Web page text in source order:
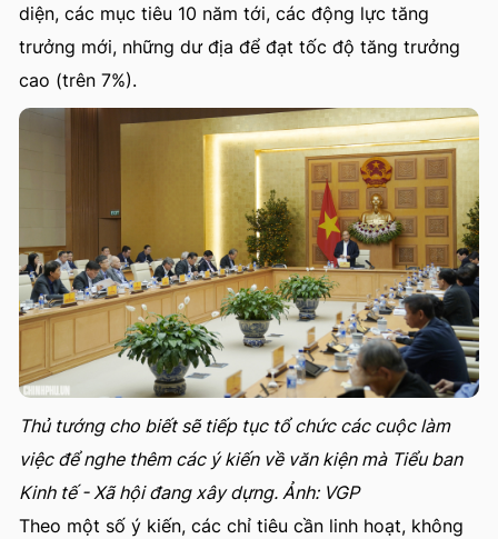
diện, các mục tiêu 10 năm tới, các động lực tăng
trưởng mới, những dư địa để đạt tốc độ tăng trưởng
cao (trên 7%).
Thủ tướng cho biết sẽ tiếp tục tổ chức các cuộc làm
việc để nghe thêm các ý kiến về văn kiện mà Tiểu ban
Kinh tế - Xã hội đang xây dựng. Ảnh: VGP
Theo một số ý kiến, các chỉ tiêu cần linh hoạt, không